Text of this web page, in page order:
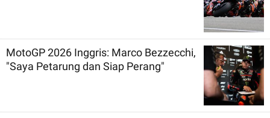
MotoGP 2026 Inggris: Marco Bezzecchi,
"Saya Petarung dan Siap Perang"